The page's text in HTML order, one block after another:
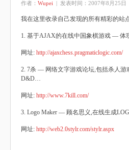
作者： Wupei | 发表时间： 2007年8月25日
我在这里收录自己发现的所有精彩的站
1. 基于AJAX的在线中国象棋游戏 — 体
网址: http://ajaxchess.pragmaticlogic.com/
2. 7杀 — 网络文字游戏论坛,包括杀人游
D&D…
网址: http://www.7kill.com/
3. Logo Maker — 顾名思义,在线生成
网址: http://web2.0stylr.com/stylr.aspx